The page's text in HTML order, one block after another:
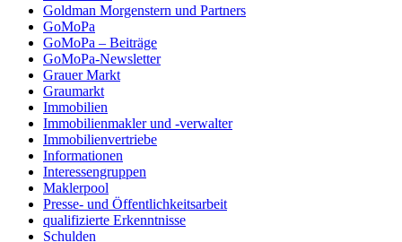
Goldman Morgenstern und Partners
GoMoPa
GoMoPa – Beiträge
GoMoPa-Newsletter
Grauer Markt
Graumarkt
Immobilien
Immobilienmakler und -verwalter
Immobilienvertriebe
Informationen
Interessengruppen
Maklerpool
Presse- und Öffentlichkeitsarbeit
qualifizierte Erkenntnisse
Schulden